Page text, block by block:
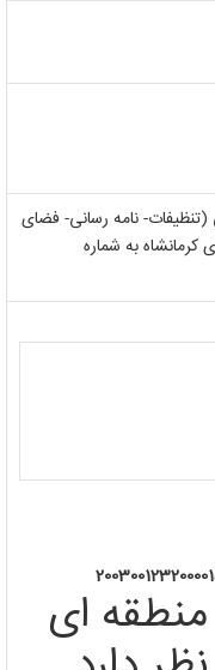
نامه رسانی- فضای
به شماره
ای